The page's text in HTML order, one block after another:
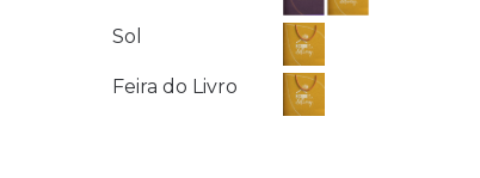
Sol
Feira do Livro